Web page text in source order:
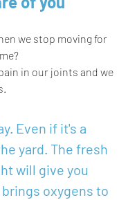
we stop moving for
in our joints and we
Even if it's a
yard. The fresh
will give you
oxygens to